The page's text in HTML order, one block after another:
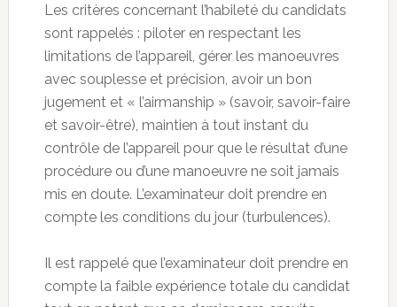
Les critères concernant l’habileté du candidats
sont rappelés : piloter en respectant les
limitations de l’appareil, gérer les manoeuvres
avec souplesse et précision, avoir un bon
jugement et « l’airmanship » (savoir, savoir-faire
et savoir-être), maintien à tout instant du
contrôle de l’appareil pour que le résultat d’une
procédure ou d’une manoeuvre ne soit jamais
mis en doute. L’examinateur doit prendre en
compte les conditions du jour (turbulences).
Il est rappelé que l’examinateur doit prendre en
compte la faible expérience totale du candidat